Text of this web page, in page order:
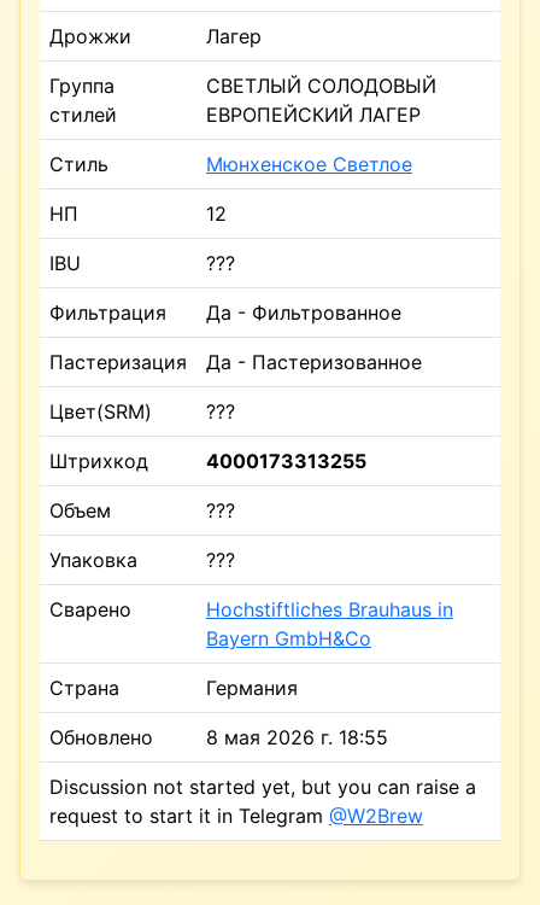
Дрожжи Лагер
Группа
стилей
СВЕТЛЫЙ СОЛОДОВЫЙ
ЕВРОПЕЙСКИЙ ЛАГЕР
Стиль Мюнхенское Светлое
НП 12
IBU ???
Фильтрация Да - Фильтрованное
Пастеризация Да - Пастеризованное
Цвет(SRM) ???
Штрихкод 4000173313255
Объем ???
Упаковка ???
Сварено
Hochstiftliches Brauhaus in
Bayern GmbH&Co
Страна Германия
Обновлено 8 мая 2026 г. 18:55
Discussion not started yet, but you can raise a
request to start it in Telegram @W2Brew